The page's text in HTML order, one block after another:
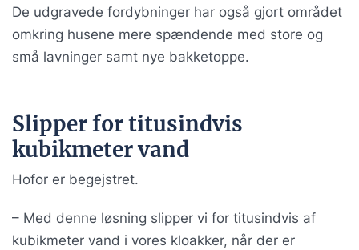
De udgravede fordybninger har også gjort området
omkring husene mere spændende med store og
små lavninger samt nye bakketoppe.
Slipper for titusindvis
kubikmeter vand
Hofor er begejstret.
– Med denne løsning slipper vi for titusindvis af
kubikmeter vand i vores kloakker, når der er